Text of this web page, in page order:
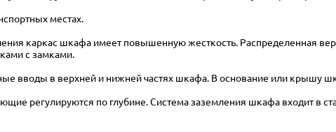
местах.
каркас шкафа имеет повышенную жесткость. Распределенная
с замками.
вводы в верхней и нижней частях шкафа. В основание или крышу
регулируются по глубине. Система заземления шкафа входит в